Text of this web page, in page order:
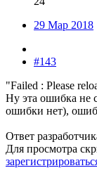
29 Мар 2018
#143
"Failed : Please
Ну эта ошибка не
ошибки нет),
Ответ
Для просмотра